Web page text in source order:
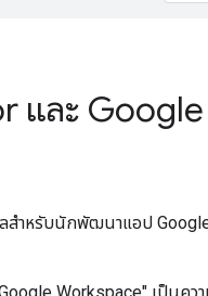
และ Google
สำหรับนักพัฒนาแอป